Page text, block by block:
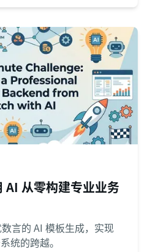
AI 从零构建专业业务
言的 AI 模板生成，实现
统的跨越。